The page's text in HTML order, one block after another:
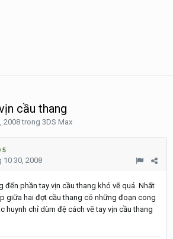
cầu thang
2008trong 3DS Max
5
10 30, 2008
đến phần tay vịn cầu thang khó vẽ quá. Nhất
giữa hai đợt cầu thang có những đoạn cong
huynh chỉ dùm đệ cách vẽ tay vịn cầu thang